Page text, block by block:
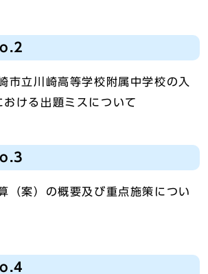
市立川崎高等学校附属中学校の入
ける出題ミスについて
（案）の概要及び重点施策につい